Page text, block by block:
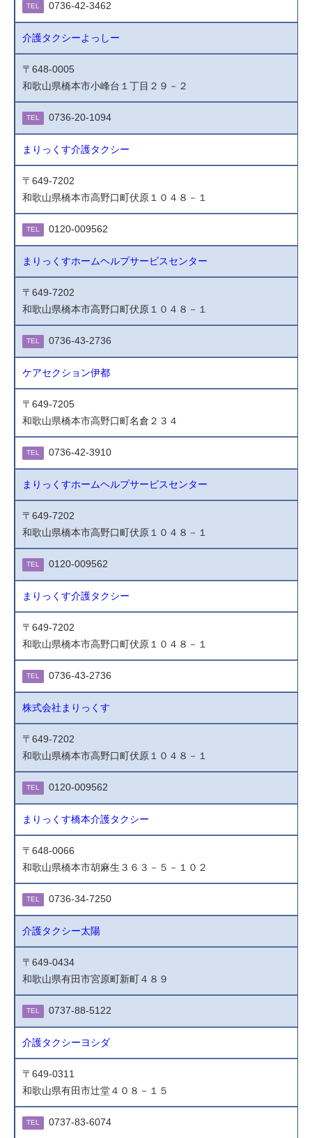
TEL 0736-42-3462
介護タクシーよっしー
〒648-0005
和歌山県橋本市小峰台１丁目２９－２
TEL 0736-20-1094
まりっくす介護タクシー
〒649-7202
和歌山県橋本市高野口町伏原１０４８－１
TEL 0120-009562
まりっくすホームヘルプサービスセンター
〒649-7202
和歌山県橋本市高野口町伏原１０４８－１
TEL 0736-43-2736
ケアセクション伊都
〒649-7205
和歌山県橋本市高野口町名倉２３４
TEL 0736-42-3910
まりっくすホームヘルプサービスセンター
〒649-7202
和歌山県橋本市高野口町伏原１０４８－１
TEL 0120-009562
まりっくす介護タクシー
〒649-7202
和歌山県橋本市高野口町伏原１０４８－１
TEL 0736-43-2736
株式会社まりっくす
〒649-7202
和歌山県橋本市高野口町伏原１０４８－１
TEL 0120-009562
まりっくす橋本介護タクシー
〒648-0066
和歌山県橋本市胡麻生３６３－５－１０２
TEL 0736-34-7250
介護タクシー太陽
〒649-0434
和歌山県有田市宮原町新町４８９
TEL 0737-88-5122
介護タクシーヨシダ
〒649-0311
和歌山県有田市辻堂４０８－１５
TEL 0737-83-6074